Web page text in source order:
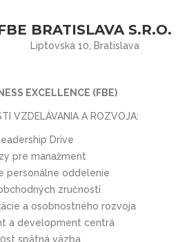
BRATISLAVA S.R.O.
Liptovská 10, Bratislava
EXCELLENCE (FBE)
VZDELÁVANIA A ROZVOJA:
Drive
pre manažment
personálne oddelenie
zručností
a osobnostného rozvoja
a development centrá
spätná väzba